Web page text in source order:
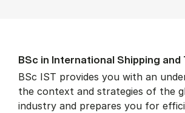
BSc in In­ter­na­tion­al Ship­ping and
BSc IST provides you with an
the context and strategies of the
industry and prepares you for